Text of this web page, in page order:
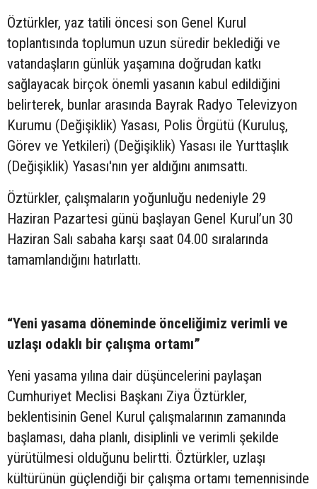
Öztürkler, yaz tatili öncesi son Genel Kurul
toplantısında toplumun uzun süredir beklediği ve
vatandaşların günlük yaşamına doğrudan katkı
sağlayacak birçok önemli yasanın kabul edildiğini
belirterek, bunlar arasında Bayrak Radyo Televizyon
Kurumu (Değişiklik) Yasası, Polis Örgütü (Kuruluş,
Görev ve Yetkileri) (Değişiklik) Yasası ile Yurttaşlık
(Değişiklik) Yasası'nın yer aldığını anımsattı.
Öztürkler, çalışmaların yoğunluğu nedeniyle 29
Haziran Pazartesi günü başlayan Genel Kurul’un 30
Haziran Salı sabaha karşı saat 04.00 sıralarında
tamamlandığını hatırlattı.
“Yeni yasama döneminde önceliğimiz verimli ve
uzlaşı odaklı bir çalışma ortamı”
Yeni yasama yılına dair düşüncelerini paylaşan
Cumhuriyet Meclisi Başkanı Ziya Öztürkler,
beklentisinin Genel Kurul çalışmalarının zamanında
başlaması, daha planlı, disiplinli ve verimli şekilde
yürütülmesi olduğunu belirtti. Öztürkler, uzlaşı
kültürünün güçlendiği bir çalışma ortamı temennisinde